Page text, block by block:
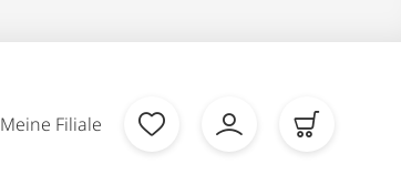
Meine Filiale